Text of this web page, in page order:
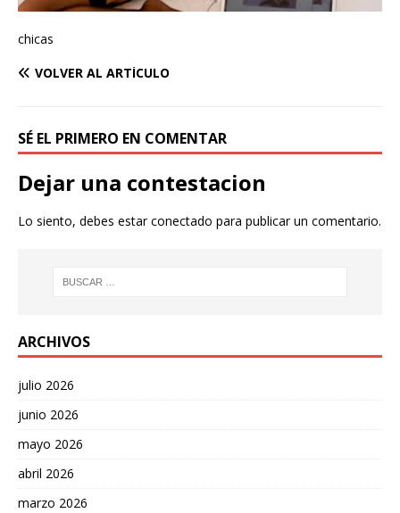
chicas
VOLVER AL ARTÍCULO
SÉ EL PRIMERO EN COMENTAR
Dejar una contestacion
Lo siento, debes estarconectado para publicar un comentario.
ARCHIVOS
julio 2026
junio 2026
mayo 2026
abril 2026
marzo 2026